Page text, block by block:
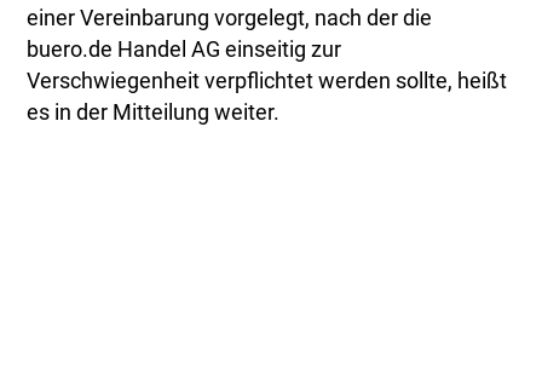
einer Vereinbarung vorgelegt, nach der die
buero.de Handel AG einseitig zur
Verschwiegenheit verpflichtet werden sollte, heißt
es in der Mitteilung weiter.